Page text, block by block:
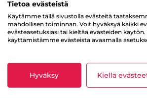
Tietoa evästeistä
Käytämme tällä sivustolla evästeitä
mahdollisen toiminnan. Voit hyväksyä kaikki
evästeasetuksiasi tai kieltää evästeiden
käyttämistämme evästeistä avaamalla
Hyväksy Kiellä